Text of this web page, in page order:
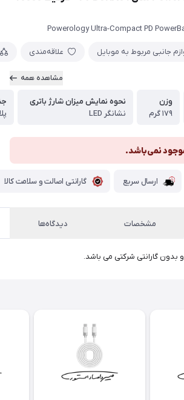
Powerology Ultra-Compact PD
جانبی مربوط به موبایل علاقه‌مندی
مشاهده همه
وزن
۱۷۹ گرم
نحوه نمایش میزان شارژ باتری
نشانگر LED
نمی‌باشد.
ارسال سریع گارانتی اصالت و سلامت کالا
مشخصات دیدگاه‌ها
بدون گارانتی شرکتی می باشد.